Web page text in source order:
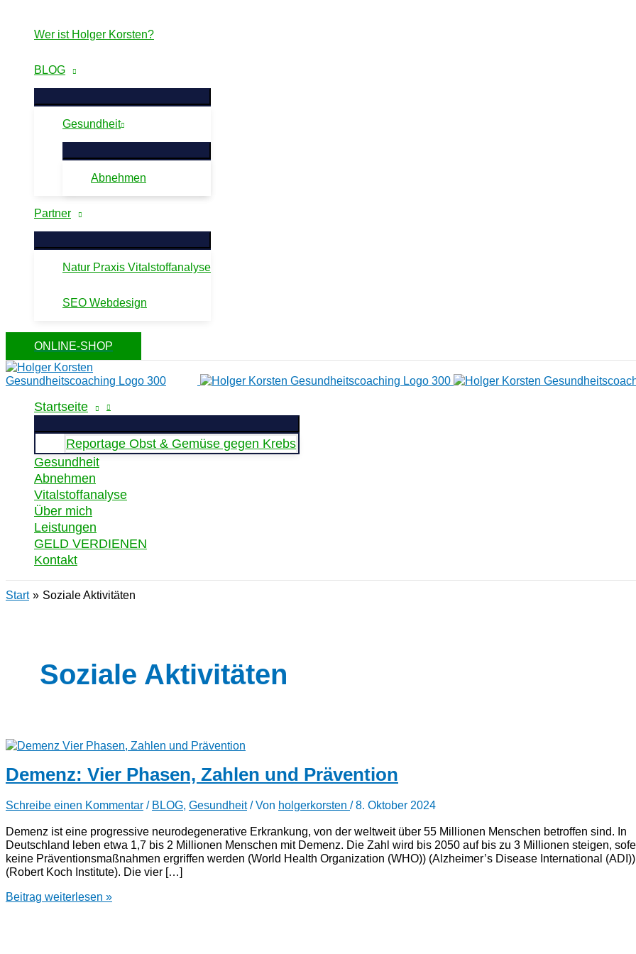
springenWer ist Holger Korsten?
BLOG
Gesundheit
Abnehmen
Partner
Natur Praxis Vitalstoffanalyse
SEO Webdesign
ONLINE-SHOP
Startseite
Reportage Obst & Gemüse gegen Krebs
Gesundheit
Abnehmen
Vitalstoffanalyse
Über mich
Leistungen
GELD VERDIENEN
Kontakt
Start Soziale Aktivitäten
Soziale Aktivitäten
Demenz: Vier Phasen, Zahlen und Prävention
Schreibe einen Kommentar / BLOG, Gesundheit/ Von holgerkorsten /8. Oktober 2024
Demenz ist eine progressive neurodegenerative Erkrankung, von der weltweit über 55 Millionen Menschen betroffen sind. In
Deutschland leben etwa 1,7 bis 2 Millionen Menschen mit Demenz. Die Zahl wird bis 2050 auf bis zu 3 Millionen steigen,
keine Präventionsmaßnahmen ergriffen werden ​(World Health Organization (WHO)) ​(Alzheimer’s Disease International
(Robert Koch Institute). Die vier […]
Demenz:
Beitrag weiterlesen »